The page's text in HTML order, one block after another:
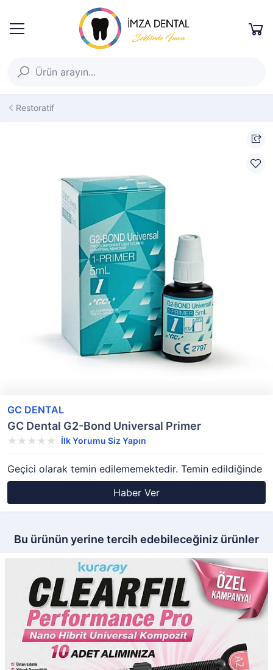
Restoratif
GC DENTAL
GC Dental G2-Bond Universal Primer
İlk Yorumu Siz Yapın
Geçici olarak temin edilememektedir. Temin edildiğinde
Haber Ver
Bu ürünün yerine tercih edebileceğiniz ürünler